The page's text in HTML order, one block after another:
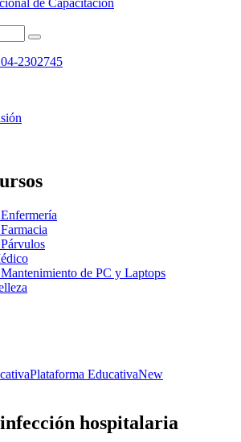
04-2302745
de PC y Laptops
Plataforma EducativaNew
hospitalaria